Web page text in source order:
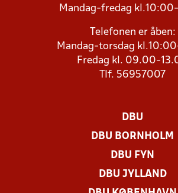
Mandag-fredag
Telefonen er åben:
Mandag-torsdag
Fredag kl. 09.00-
Tlf. 56957007
DBU
DBU BORNHOLM
DBU FYN
DBU JYLLAND